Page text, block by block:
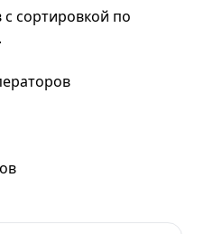
сортировкой по